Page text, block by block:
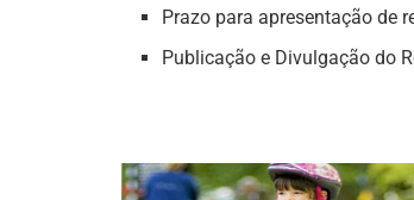
Prazo para apresentação de
Publicação e Divulgação do